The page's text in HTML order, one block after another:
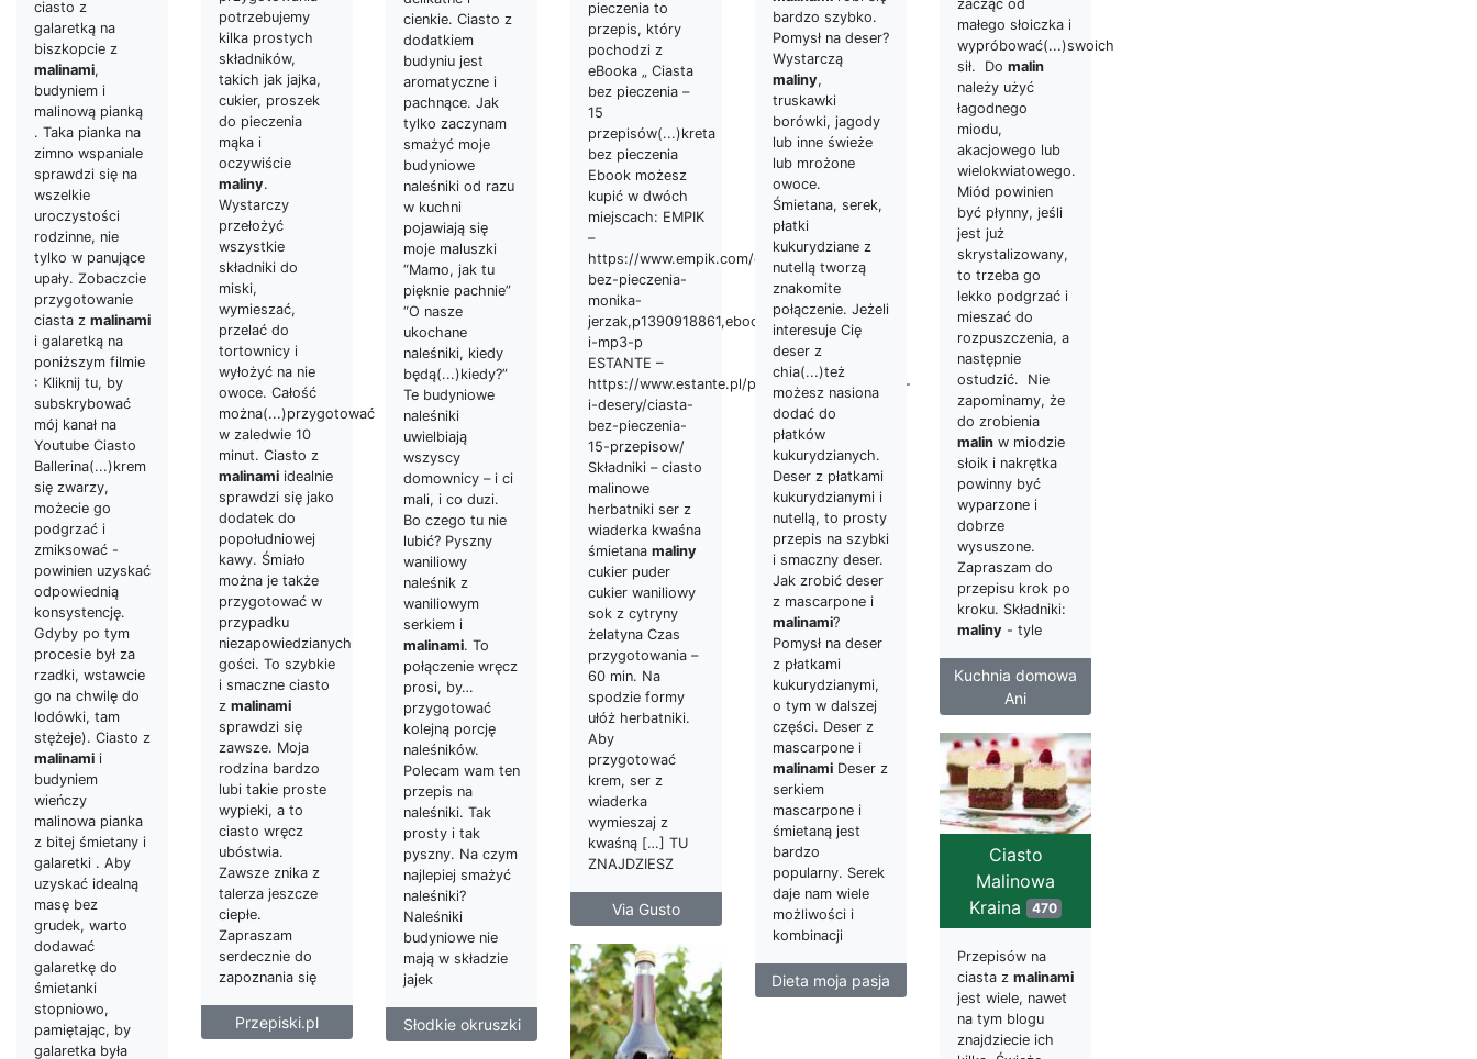
pieczenia to
przepis, który
pochodzi z
eBooka „ Ciasta
bez pieczenia –
15
przepisów(...)kreta
bez pieczenia
Ebook możesz
kupić w dwóch
miejscach: EMPIK
–
https://www.empik.com/ciasta-
bez-pieczenia-
monika-
jerzak,p1390918861,ebooki-
i-mp3-p
ESTANTE –
https://www.estante.pl/produkt/kulinaria/ciasta-
i-desery/ciasta-
bez-pieczenia-
15-przepisow/
Składniki – ciasto
malinowe
herbatniki ser z
wiaderka kwaśna
śmietana maliny
cukier puder
cukier waniliowy
sok z cytryny
żelatyna Czas
przygotowania –
60 min. Na
spodzie formy
ułóż herbatniki.
Aby
przygotować
krem, ser z
wiaderka
wymieszaj z
kwaśną […] TU
ZNAJDZIESZ
Via Gusto
zacząć od
małego słoiczka i
wypróbować(...)swoich
sił. Do malin
należy użyć
łagodnego
miodu,
akacjowego lub
wielokwiatowego.
Miód powinien
być płynny, jeśli
jest już
skrystalizowany,
to trzeba go
lekko podgrzać i
mieszać do
rozpuszczenia, a
następnie
ostudzić. Nie
zapominamy, że
do zrobienia
malin w miodzie
słoik i nakrętka
powinny być
wyparzone i
dobrze
wysuszone.
Zapraszam do
przepisu krok po
kroku. Składniki:
maliny - tyle
Kuchnia domowa
Ani
cienkie. Ciasto z
dodatkiem
budyniu jest
aromatyczne i
pachnące. Jak
tylko zaczynam
smażyć moje
budyniowe
naleśniki od razu
w kuchni
pojawiają się
moje maluszki
“Mamo, jak tu
pięknie pachnie”
“O nasze
ukochane
naleśniki, kiedy
będą(...)kiedy?”
Te budyniowe
naleśniki
uwielbiają
wszyscy
domownicy – i ci
mali, i co duzi.
Bo czego tu nie
lubić? Pyszny
waniliowy
naleśnik z
waniliowym
serkiem i
malinami. To
połączenie wręcz
prosi, by…
przygotować
kolejną porcję
naleśników.
Polecam wam ten
przepis na
naleśniki. Tak
prosty i tak
pyszny. Na czym
najlepiej smażyć
naleśniki?
Naleśniki
budyniowe nie
mają w składzie
jajek
Słodkie okruszki
potrzebujemy
kilka prostych
składników,
takich jak jajka,
cukier, proszek
do pieczenia
mąka i
oczywiście
maliny.
Wystarczy
przełożyć
wszystkie
składniki do
miski,
wymieszać,
przelać do
tortownicy i
wyłożyć na nie
owoce. Całość
można(...)przygotować
w zaledwie 10
minut. Ciasto z
malinami idealnie
sprawdzi się jako
dodatek do
popołudniowej
kawy. Śmiało
można je także
przygotować w
przypadku
niezapowiedzianych
gości. To szybkie
i smaczne ciasto
z malinami
sprawdzi się
zawsze. Moja
rodzina bardzo
lubi takie proste
wypieki, a to
ciasto wręcz
ubóstwia.
Zawsze znika z
talerza jeszcze
ciepłe.
Zapraszam
serdecznie do
zapoznania się
Przepiski.pl
bardzo szybko.
Pomysł na deser?
Wystarczą
maliny,
truskawki
borówki, jagody
lub inne świeże
lub mrożone
owoce.
Śmietana, serek,
płatki
kukurydziane z
nutellą tworzą
znakomite
połączenie. Jeżeli
interesuje Cię
deser z
chia(...)też
możesz nasiona
dodać do
płatków
kukurydzianych.
Deser z płatkami
kukurydzianymi i
nutellą, to prosty
przepis na szybki
i smaczny deser.
Jak zrobić deser
z mascarpone i
malinami?
Pomysł na deser
z płatkami
kukurydzianymi,
o tym w dalszej
części. Deser z
mascarpone i
malinami Deser z
serkiem
mascarpone i
śmietaną jest
bardzo
popularny. Serek
daje nam wiele
możliwości i
kombinacji
Dieta moja pasja
ciasto z
galaretką na
biszkopcie z
malinami,
budyniem i
malinową pianką
. Taka pianka na
zimno wspaniale
sprawdzi się na
wszelkie
uroczystości
rodzinne, nie
tylko w panujące
upały. Zobaczcie
przygotowanie
ciasta z malinami
i galaretką na
poniższym filmie
: Kliknij tu, by
subskrybować
mój kanał na
Youtube Ciasto
Ballerina(...)krem
się zwarzy,
możecie go
podgrzać i
zmiksować -
powinien uzyskać
odpowiednią
konsystencję.
Gdyby po tym
procesie był za
rzadki, wstawcie
go na chwilę do
lodówki, tam
stężeje). Ciasto z
malinami i
budyniem
wieńczy
malinowa pianka
z bitej śmietany i
galaretki . Aby
uzyskać idealną
masę bez
grudek, warto
dodawać
galaretkę do
śmietanki
stopniowo,
pamiętając, by
galaretka była
Ciasto
Malinowa
Kraina
470
Przepisów na
ciasta z malinami
jest wiele, nawet
na tym blogu
znajdziecie ich